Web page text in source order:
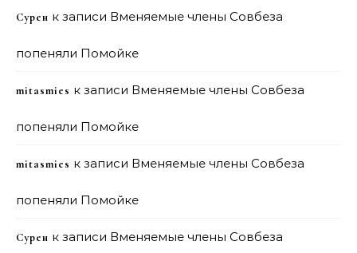
Сурен к записи Вменяемые члены Совбеза
попеняли Помойке
mitasmies к записи Вменяемые члены Совбеза
попеняли Помойке
mitasmies к записи Вменяемые члены Совбеза
попеняли Помойке
Сурен к записи Вменяемые члены Совбеза